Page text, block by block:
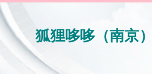
狐狸哆哆（南京